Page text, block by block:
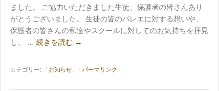
ました。 ご協力いただきました生徒、保護者の皆さんあり
がとうございました。 生徒の皆のバレエに対する想いや、
保護者の皆さんの私達やスクールに対してのお気持ちを拝見
し、 … 続きを読む →
カテゴリー: 「お知らせ」 パーマリンク